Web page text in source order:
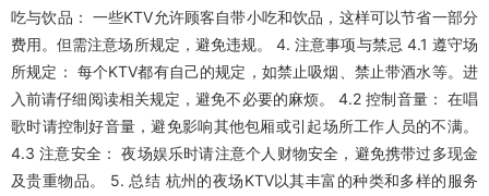
吃与饮品： 一些KTV允许顾客自带小吃和饮品，这样可以节省一部分
费用。但需注意场所规定，避免违规。 4. 注意事项与禁忌 4.1 遵守场
所规定： 每个KTV都有自己的规定，如禁止吸烟、禁止带酒水等。进
入前请仔细阅读相关规定，避免不必要的麻烦。 4.2 控制音量： 在唱
歌时请控制好音量，避免影响其他包厢或引起场所工作人员的不满。
4.3 注意安全： 夜场娱乐时请注意个人财物安全，避免携带过多现金
及贵重物品。 5. 总结 杭州的夜场KTV以其丰富的种类和多样的服务